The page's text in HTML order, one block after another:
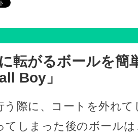
転がるボールを簡
Boy」
う際に、コートを外れ
てしまった後のボール